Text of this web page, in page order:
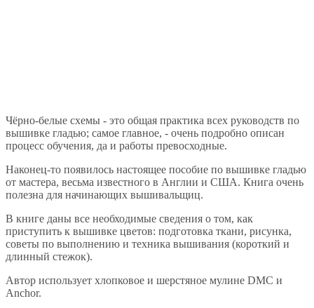
Чёрно-белые схемы - это общая практика всех руководств по
вышивке гладью; самое главное, - очень подробно описан
процесс обучения, да и работы превосходные.
Наконец-то появилось настоящее пособие по вышивке гладью
от мастера, весьма известного в Англии и США. Книга очень
полезна для начинающих вышивальщиц.
В книге даны все необходимые сведения о том, как
приступить к вышивке цветов: подготовка ткани, рисунка,
советы по выполнению и техника вышивания (короткий и
длинный стежок).
Автор использует хлопковое и шерстяное мулине DMC и
Anchor.